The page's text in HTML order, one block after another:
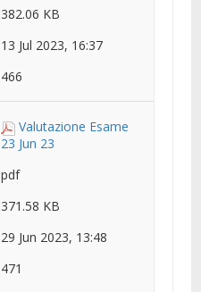
382.06 KB
13 Jul 2023, 16:37
466
Valutazione Esame
23 Jun 23
pdf
371.58 KB
29 Jun 2023, 13:48
471